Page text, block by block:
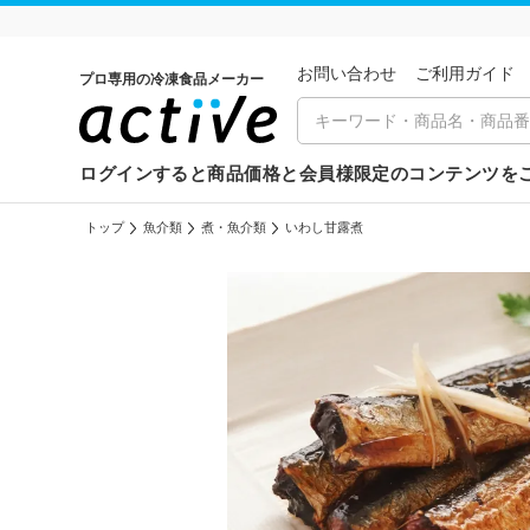
プロ専用の冷凍食品メーカー お問い合わせ ご利⽤ガイド
ログインすると商品価格と会員様限定のコンテンツを
トップ 魚介類 煮・魚介類 いわし甘露煮